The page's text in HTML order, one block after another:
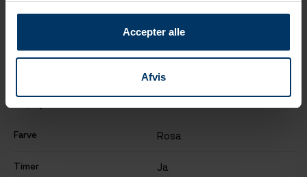
Accepter alle
Afvis
Programmerbare kaffemængder
Med knapper
Farve Rosa
Timer Ja